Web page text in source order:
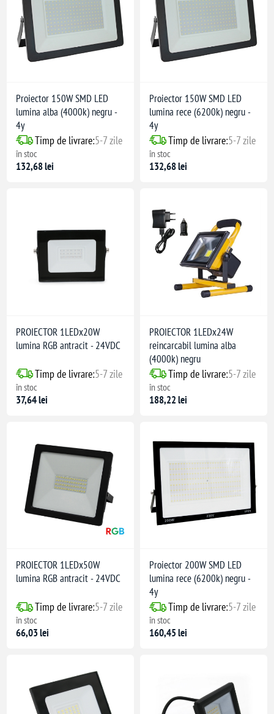
Proiector 150W SMD LED
lumina alba (4000k) negru -
4y
Timp de livrare:5-7 zile
în stoc
132,68 lei
Proiector 150W SMD LED
lumina rece (6200k) negru -
4y
Timp de livrare:5-7 zile
în stoc
132,68 lei
PROIECTOR 1LEDx20W
lumina RGB antracit - 24VDC
Timp de livrare:5-7 zile
în stoc
37,64 lei
PROIECTOR 1LEDx24W
reincarcabil lumina alba
(4000k) negru
Timp de livrare:5-7 zile
în stoc
188,22 lei
PROIECTOR 1LEDx50W
lumina RGB antracit - 24VDC
Timp de livrare:5-7 zile
în stoc
66,03 lei
Proiector 200W SMD LED
lumina rece (6200k) negru -
4y
Timp de livrare:5-7 zile
în stoc
160,45 lei